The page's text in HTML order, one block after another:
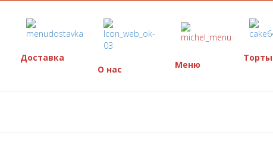
Доставка
О нас
Меню
Торты